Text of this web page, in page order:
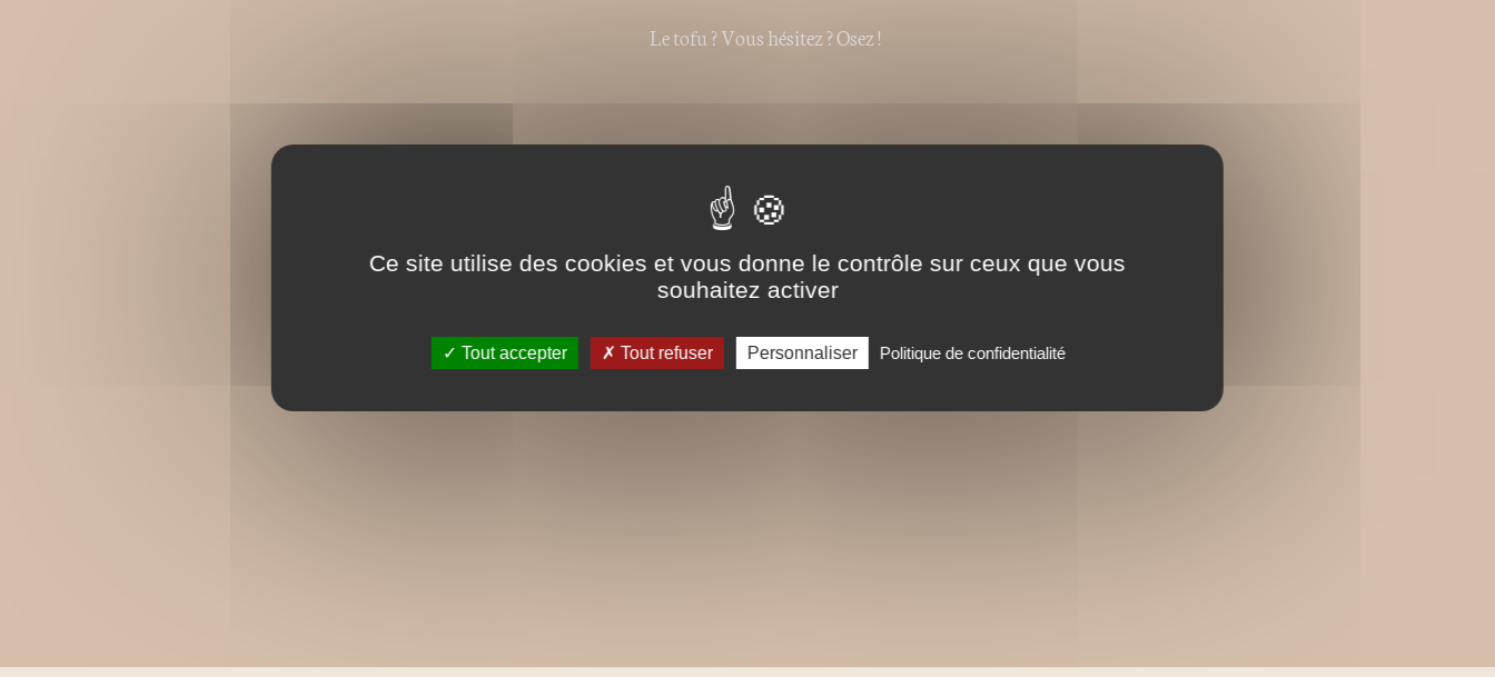
Le tofu ? Vous hésitez ? Osez !
Ce site utilise des cookies et vous donne le contrôle sur ceux que vous
souhaitez activer
Tout accepter Tout refuser Personnaliser Politique de confidentialité